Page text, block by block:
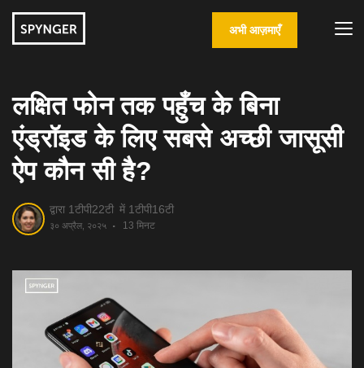
अभी आज़माएँ
लक्षित फोन तक पहुँच के बिना
एंड्रॉइड के लिए सबसे अच्छी जासूसी
ऐप कौन सी है?
द्वारा 1टीपी22टी में 1टीपी16टी
३० अप्रैल, २०२५ 13 मिनट